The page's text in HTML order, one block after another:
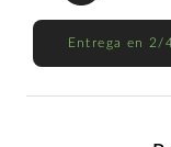
Entrega en 2/